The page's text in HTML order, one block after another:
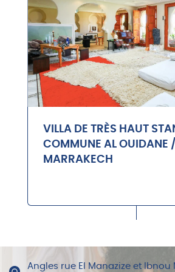
VILLA DE TRÈS HAUT
COMMUNE AL OUIDANE /
MARRAKECH
Angles rue El Manazize et Ibnou